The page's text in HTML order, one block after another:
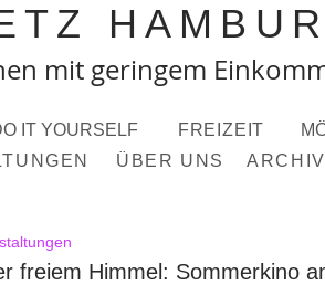
mit geringem
IT YOURSELF FREIZEIT
ÜBER UNS
ARCHIV
freiem Himmel: Sommerkino